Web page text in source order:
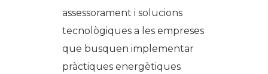
assessorament i solucions
tecnològiques a les empreses
que busquen implementar
pràctiques energètiques